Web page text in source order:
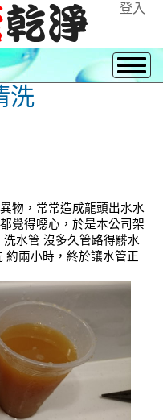
登入
洗
物，常常造成龍頭出水水
覺得噁心，於是本公司架
水管 沒多久管路得髒水
約兩小時，終於讓水管正